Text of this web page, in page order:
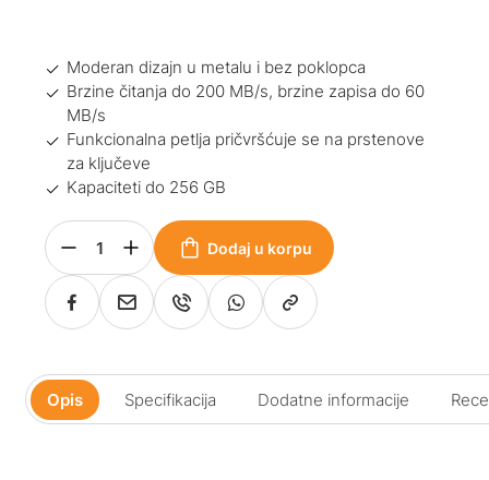
Moderan dizajn u metalu i bez poklopca
Brzine čitanja do 200 MB/s, brzine zapisa do 60
MB/s
Funkcionalna petlja pričvršćuje se na prstenove
za ključeve
Kapaciteti do 256 GB
Dodaj u korpu
Opis Specifikacija Dodatne informacije